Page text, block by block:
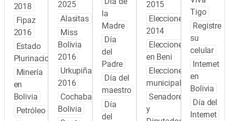
2018
Fipaz
2016
Estado
Plurinacional
Minería
en
Bolivia
Petróleo
2025
Alasitas
Miss
Bolivia
2016
Urkupiña
2016
Cochabamba
Bolivia
la
Madre
Día
del
Padre
Día del
maestro
Día
del
2015
Elecciones
2014
Elecciones
en Beni
Elecciones
municipales
Senadores
y
Tigo
Registre
su
celular
Internet
en
Bolivia
Día del
Internet